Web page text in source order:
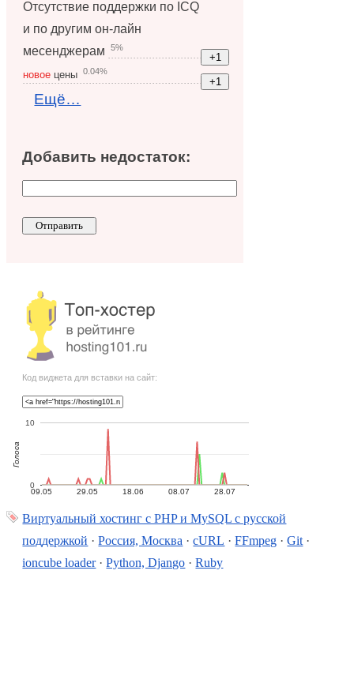
Отсутствие поддержки по ICQ
и по другим он-лайн
месенджерам
5%
новое цены 0.04%
Ещё…
Добавить недостаток:
Код виджета для вставки на сайт:
09.05 29.05 18.06 08.07 28.07
0
10
Голоса
Виртуальный хостинг c PHP и MySQL с русской
поддержкой ·Россия, Москва ·cURL ·FFmpeg ·Git ·
ioncube loader·Python, Django ·Ruby